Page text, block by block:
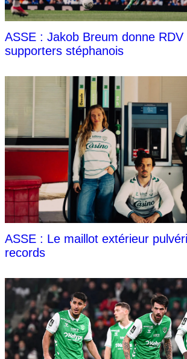
ASSE : Jakob Breum donne RDV
supporters stéphanois
ASSE : Le maillot extérieur
records